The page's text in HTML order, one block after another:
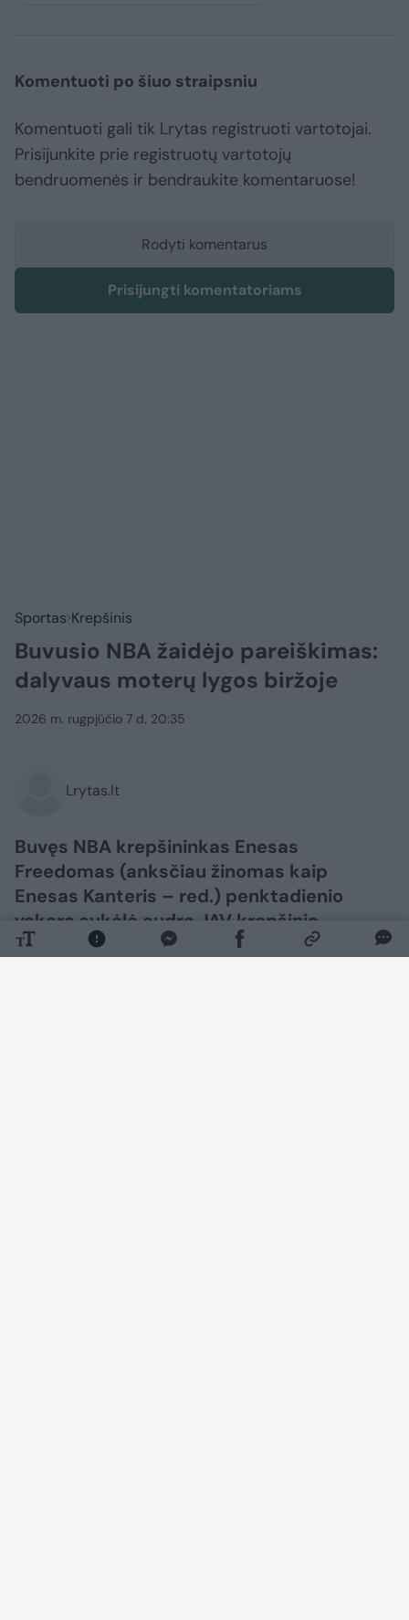
Komentuoti po šiuo straipsniu
Komentuoti gali tik Lrytas registruoti vartotojai.
Prisijunkite prie registruotų vartotojų
bendruomenės ir bendraukite komentaruose!
Rodyti komentarus
Prisijungti komentatoriams
Sportas Krepšinis
Buvusio NBA žaidėjo pareiškimas:
dalyvaus moterų lygos biržoje
2026 m. rugpjūčio 7 d. 20:35
Lrytas.lt
Buvęs NBA krepšininkas Enesas
Freedomas (anksčiau žinomas kaip
Enesas Kanteris – red.) penktadienio
vakarą sukėlė audrą JAV krepšinio
pasaulyje.